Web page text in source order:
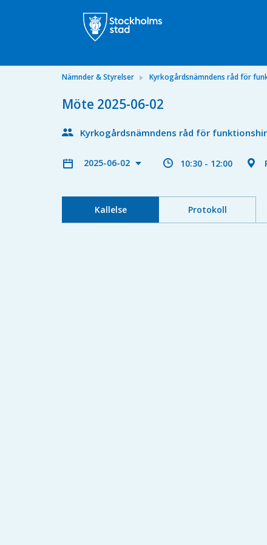
Nämnder & Styrelser Kyrkogårdsnämndens råd för
Möte 2025-06-02
Kyrkogårdsnämndens råd för
2025-06-02 10:30 - 12:00
Kallelse Protokoll